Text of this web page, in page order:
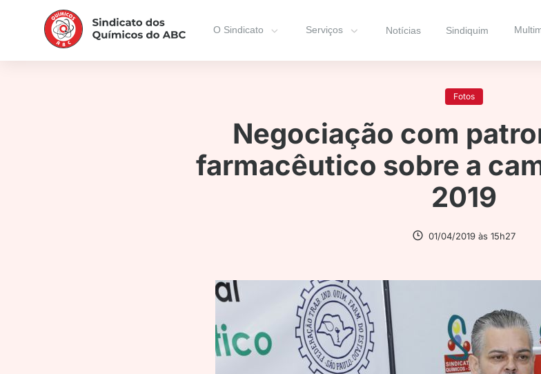
O Sindicato Serviços Notícias Sindiquim
Fotos
Negociação com
farmacêutico sobre a
2019
01/04/2019 às 15h27